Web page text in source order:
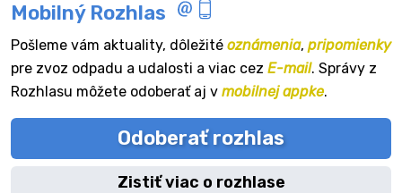
Mobilný Rozhlas
Pošleme vám aktuality, dôležité oznámenia, pripomienky
pre zvoz odpadu a udalosti a viac cez E-mail. Správy z
Rozhlasu môžete odoberať aj v mobilnej appke.
Odoberať rozhlas
Zistiť viac o rozhlase